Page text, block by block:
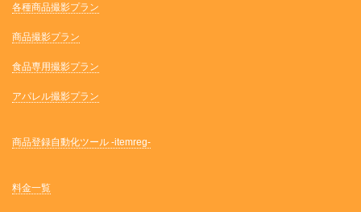
各種商品撮影プラン
商品撮影プラン
食品専用撮影プラン
アパレル撮影プラン
商品登録自動化ツール -itemreg-
料金一覧